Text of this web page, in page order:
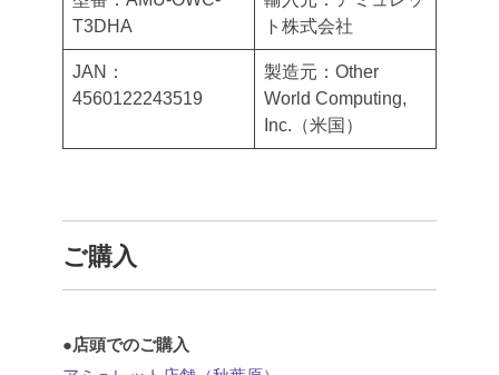
T3DHA
ト株式会社
JAN：
4560122243519
製造元：Other
World Computing,
Inc.（米国）
ご購入
●店頭でのご購入